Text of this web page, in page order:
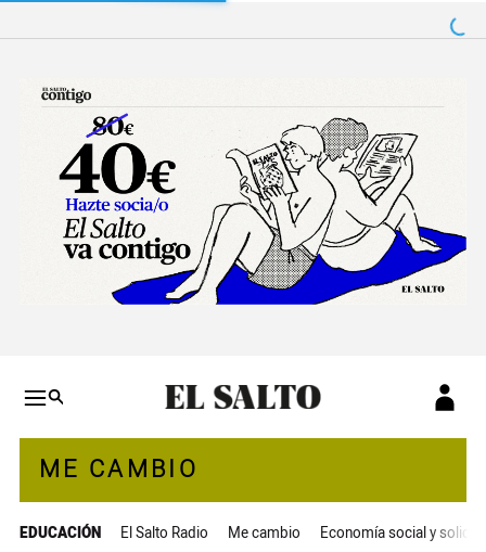
Salto a navegación
ME CAMBIO
EDUCACIÓN El Salto Radio Me cambio Economía social y